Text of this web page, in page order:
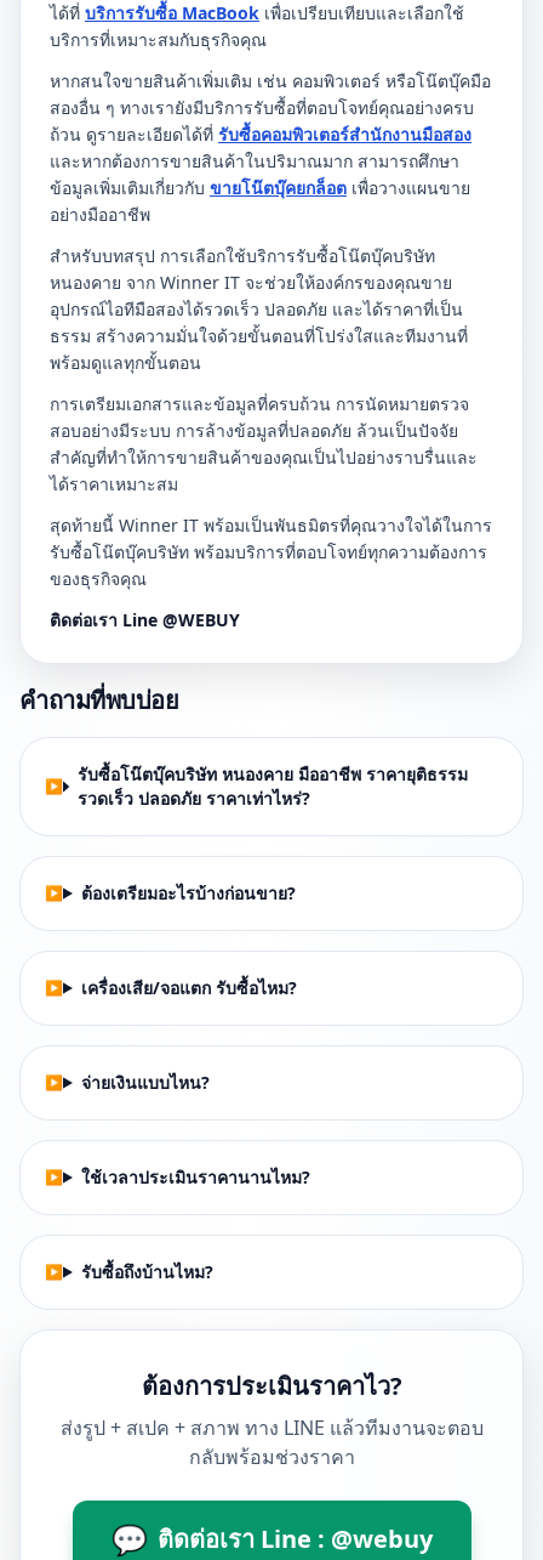
ได้ที่ บริการรับซื้อ MacBook เพื่อเปรียบเทียบและเลือกใช้
บริการที่เหมาะสมกับธุรกิจคุณ
หากสนใจขายสินค้าเพิ่มเติม เช่น คอมพิวเตอร์ หรือโน๊ตบุ๊คมือ
สองอื่น ๆ ทางเรายังมีบริการรับซื้อที่ตอบโจทย์คุณอย่างครบ
ถ้วน ดูรายละเอียดได้ที่ รับซื้อคอมพิวเตอร์สำนักงานมือสอง
และหากต้องการขายสินค้าในปริมาณมาก สามารถศึกษา
ข้อมูลเพิ่มเติมเกี่ยวกับ ขายโน๊ตบุ๊คยกล็อต เพื่อวางแผนขาย
อย่างมืออาชีพ
สำหรับบทสรุป การเลือกใช้บริการรับซื้อโน๊ตบุ๊คบริษัท
หนองคาย จาก Winner IT จะช่วยให้องค์กรของคุณขาย
อุปกรณ์ไอทีมือสองได้รวดเร็ว ปลอดภัย และได้ราคาที่เป็น
ธรรม สร้างความมั่นใจด้วยขั้นตอนที่โปร่งใสและทีมงานที่
พร้อมดูแลทุกขั้นตอน
การเตรียมเอกสารและข้อมูลที่ครบถ้วน การนัดหมายตรวจ
สอบอย่างมีระบบ การล้างข้อมูลที่ปลอดภัย ล้วนเป็นปัจจัย
สำคัญที่ทำให้การขายสินค้าของคุณเป็นไปอย่างราบรื่นและ
ได้ราคาเหมาะสม
สุดท้ายนี้ Winner IT พร้อมเป็นพันธมิตรที่คุณวางใจได้ในการ
รับซื้อโน๊ตบุ๊คบริษัท พร้อมบริการที่ตอบโจทย์ทุกความต้องการ
ของธุรกิจคุณ
ติดต่อเรา Line @WEBUY
คำถามที่พบบ่อย
รับซื้อโน๊ตบุ๊คบริษัท หนองคาย มืออาชีพ ราคายุติธรรม
รวดเร็ว ปลอดภัย ราคาเท่าไหร่?
ต้องเตรียมอะไรบ้างก่อนขาย?
เครื่องเสีย/จอแตก รับซื้อไหม?
จ่ายเงินแบบไหน?
ใช้เวลาประเมินราคานานไหม?
รับซื้อถึงบ้านไหม?
ต้องการประเมินราคาไว?
ส่งรูป + สเปค + สภาพ ทาง LINE แล้วทีมงานจะตอบ
กลับพร้อมช่วงราคา
💬 ติดต่อเรา Line : @webuy